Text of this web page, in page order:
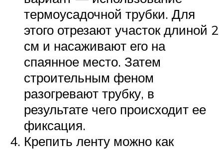
термоусадочной трубки. Для
этого отрезают участок длиной 2
см и насаживают его на
спаянное место. Затем
строительным феном
разогревают трубку, в
результате чего происходит ее
фиксация.
Крепить ленту можно как